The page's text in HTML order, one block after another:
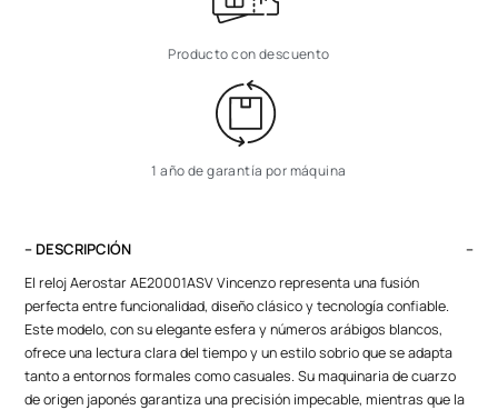
Producto con descuento
1 año de garantía por máquina
– DESCRIPCIÓN
El reloj Aerostar AE20001ASV Vincenzo representa una fusión
perfecta entre funcionalidad, diseño clásico y tecnología confiable.
Este modelo, con su elegante esfera y números arábigos blancos,
ofrece una lectura clara del tiempo y un estilo sobrio que se adapta
tanto a entornos formales como casuales. Su maquinaria de cuarzo
de origen japonés garantiza una precisión impecable, mientras que la